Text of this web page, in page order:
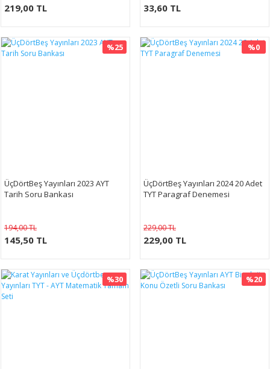
219,00 TL 33,60 TL
%25
ÜçDörtBeş Yayınları 2023 AYT
Tarih Soru Bankası
194,00 TL
145,50 TL
%0
ÜçDörtBeş Yayınları 2024 20 Adet
TYT Paragraf Denemesi
229,00 TL
229,00 TL
%30 %20